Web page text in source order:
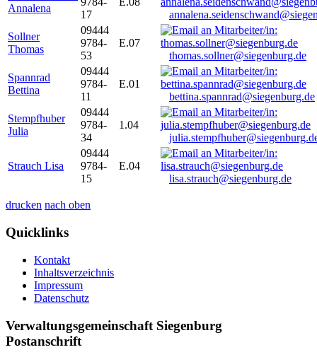
Annalena
17
Sollner
Thomas
09444
9784-
53
E.07
thomas.sollner@siegenburg.de
Spannrad
Bettina
09444
9784-
11
E.01
bettina.spannrad@siegenburg.de
Stempfhuber
Julia
09444
9784-
34
1.04
Strauch Lisa
09444
9784-
15
E.04
lisa.strauch@siegenburg.de
drucken nach oben
Quicklinks
Kontakt
Inhaltsverzeichnis
Impressum
Datenschutz
Verwaltungsgemeinschaft Siegenburg
Postanschrift